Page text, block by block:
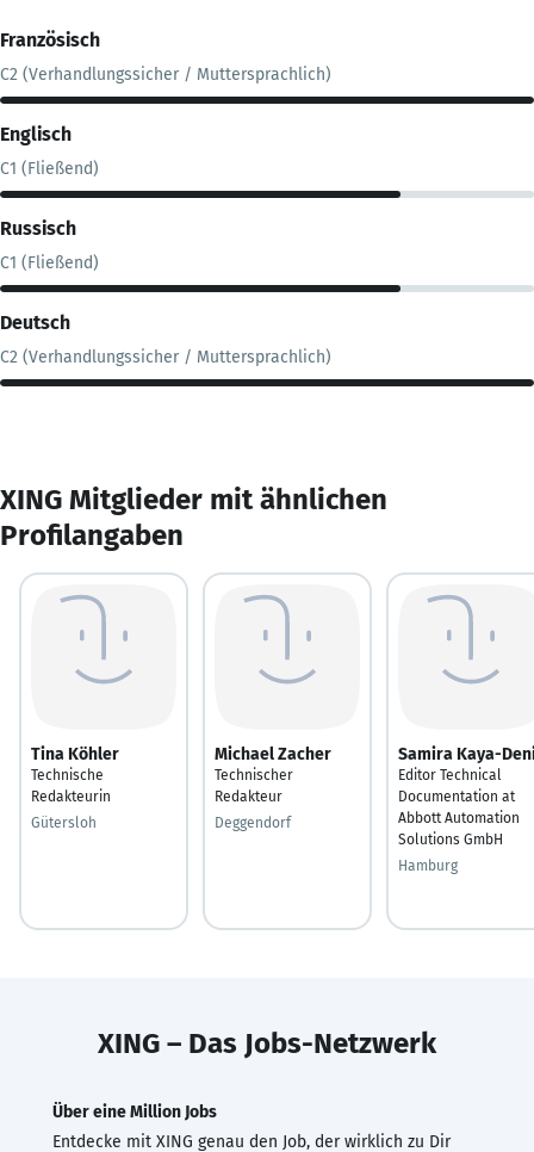
Französisch
C2 (Verhandlungssicher / Muttersprachlich)
Englisch
C1 (Fließend)
Russisch
C1 (Fließend)
Deutsch
C2 (Verhandlungssicher / Muttersprachlich)
XING Mitglieder mit ähnlichen
Profilangaben
Tina Köhler
Technische
Redakteurin
Gütersloh
Michael Zacher
Technischer
Redakteur
Deggendorf
Samira Kaya-
Editor Technical
Documentation at
Abbott Automation
Solutions GmbH
Hamburg
XING – Das Jobs-Netzwerk
Über eine Million Jobs
Entdecke mit XING genau den Job, der wirklich zu Dir